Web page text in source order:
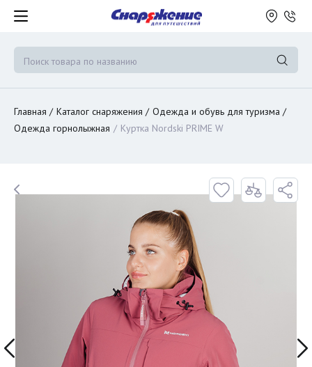
Главная Каталог снаряжения
Одежда и обувь для туризма
Одежда горнолыжная
Куртка Nordski PRIME W